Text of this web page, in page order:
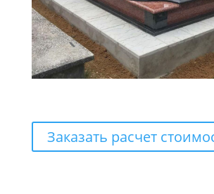
Заказать расчет